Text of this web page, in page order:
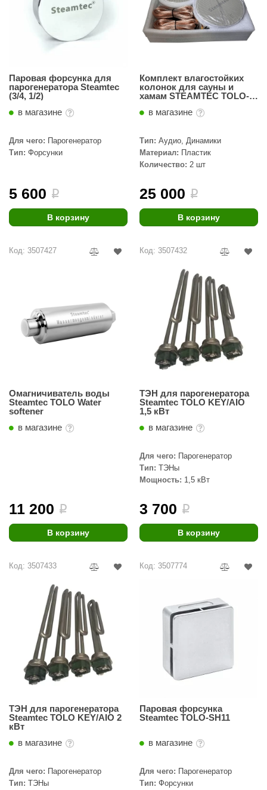
Паровая форсунка для
парогенератора Steamtec
(3/4, 1/2)
в магазине
Для чего: Парогенератор
Тип: Форсунки
5 600 i
В корзину
Комплект влагостойких
колонок для сауны и
хамам STEAMTEC TOLO-
в магазине
Тип: Аудио, Динамики
Материал: Пластик
Количество: 2 шт
25 000 i
В корзину
Код: 3507427
Омагничиватель воды
Steamtec TOLO Water
softener
в магазине
11 200 i
В корзину
Код: 3507432
ТЭН для парогенератора
Steamtec TOLO KEY/AIO
1,5 кВт
в магазине
Для чего: Парогенератор
Тип: ТЭНы
Мощность: 1,5 кВт
3 700 i
В корзину
Код: 3507433
ТЭН для парогенератора
Steamtec TOLO KEY/AIO 2
кВт
в магазине
Для чего: Парогенератор
Тип: ТЭНы
Код: 3507774
Паровая форсунка
Steamtec TOLO-SH11
в магазине
Для чего: Парогенератор
Тип: Форсунки